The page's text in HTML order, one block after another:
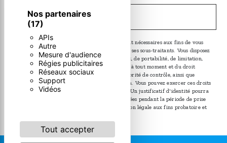
Nos partenaires
(17)
APIs
Autre
Mesure d'audience
Régies publicitaires
Réseaux sociaux
Support
Vidéos
Tout accepter
** Les données personnelles communiquées sont nécessaires aux fins de vous
contacter. Elles sont destinées à l'entreprise et ses sous-traitants. Vous disposez
de droits d’accès, de rectification, d’effacement, de portabilité, de limitation,
d’opposition, de retrait de votre consentement à tout moment et du droit
d’introduire une réclamation auprès d’une autorité de contrôle, ainsi que
d’organiser le sort de vos données post-mortem. Vous pouvez exercer ces droits
par voie postale ou par courrier électronique. Un justificatif d'identité pourra
vous être demandé. Nous conservons vos données pendant la période de prise
de contact puis pendant la durée de prescription légale aux fins probatoire et